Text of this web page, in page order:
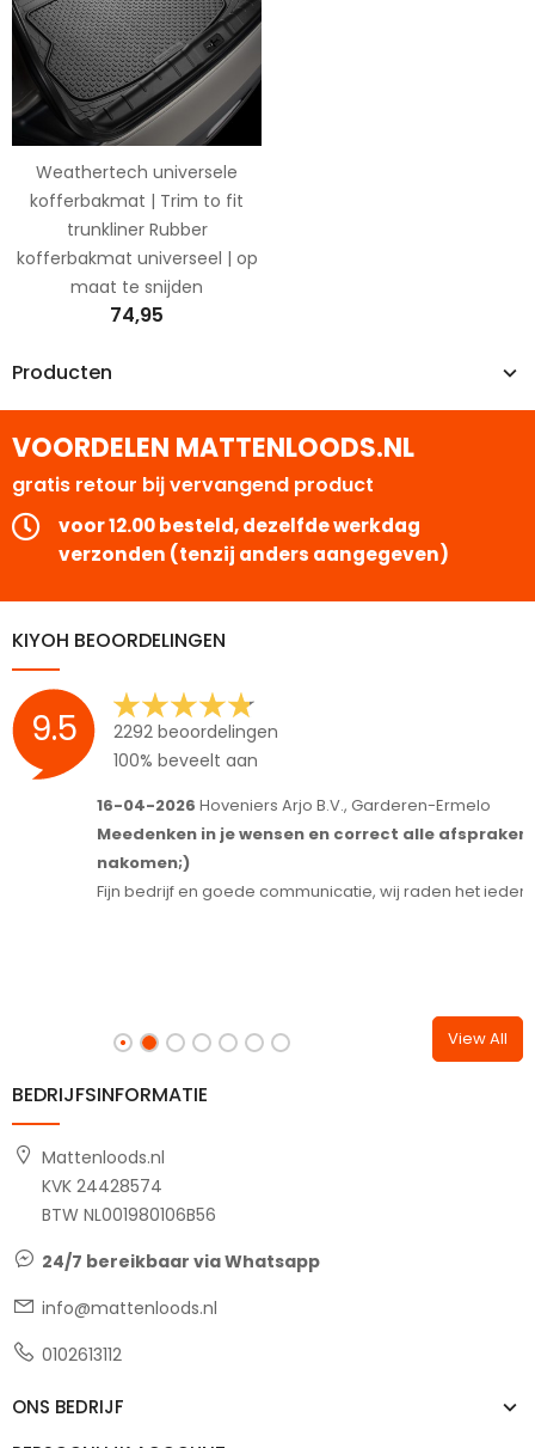
Producten
Weathertech universele
kofferbakmat | Trim to fit
trunkliner Rubber
kofferbakmat universeel | op
maat te snijden
74,95
VOORDELEN MATTENLOODS.NL
gratis retour bij vervangend product
voor 12.00 besteld, dezelfde werkdag
verzonden (tenzij anders aangegeven)
KIYOH BEOORDELINGEN
9.5
2292 beoordelingen
100% beveelt aan
16-04-2026Hoveniers Arjo B.V., Garderen-Ermelo
Meedenken in je wensen en correct alle afspraken
nakomen;)
Fijn bedrijf en goede communicatie, wij raden het iedereen aan.
View All
BEDRIJFSINFORMATIE
Mattenloods.nl
KVK 24428574
BTW NL001980106B56
24/7 bereikbaar via Whatsapp
info@mattenloods.nl
0102613112
ONS BEDRIJF